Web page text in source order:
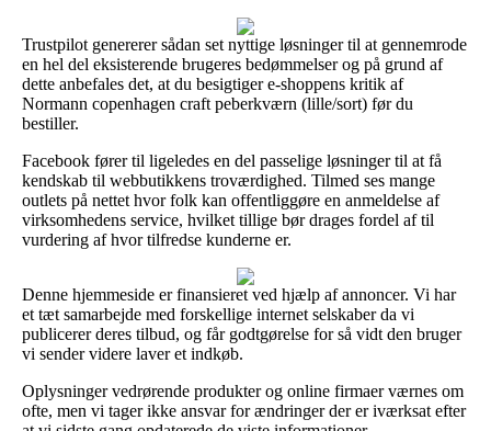
Trustpilot genererer sådan set nyttige løsninger til at gennemrode
en hel del eksisterende brugeres bedømmelser og på grund af
dette anbefales det, at du besigtiger e-shoppens kritik af
Normann copenhagen craft peberkværn (lille/sort) før du
bestiller.
Facebook fører til ligeledes en del passelige løsninger til at få
kendskab til webbutikkens troværdighed. Tilmed ses mange
outlets på nettet hvor folk kan offentliggøre en anmeldelse af
virksomhedens service, hvilket tillige bør drages fordel af til
vurdering af hvor tilfredse kunderne er.
Denne hjemmeside er finansieret ved hjælp af annoncer. Vi har
et tæt samarbejde med forskellige internet selskaber da vi
publicerer deres tilbud, og får godtgørelse for så vidt den bruger
vi sender videre laver et indkøb.
Oplysninger vedrørende produkter og online firmaer værnes om
ofte, men vi tager ikke ansvar for ændringer der er iværksat efter